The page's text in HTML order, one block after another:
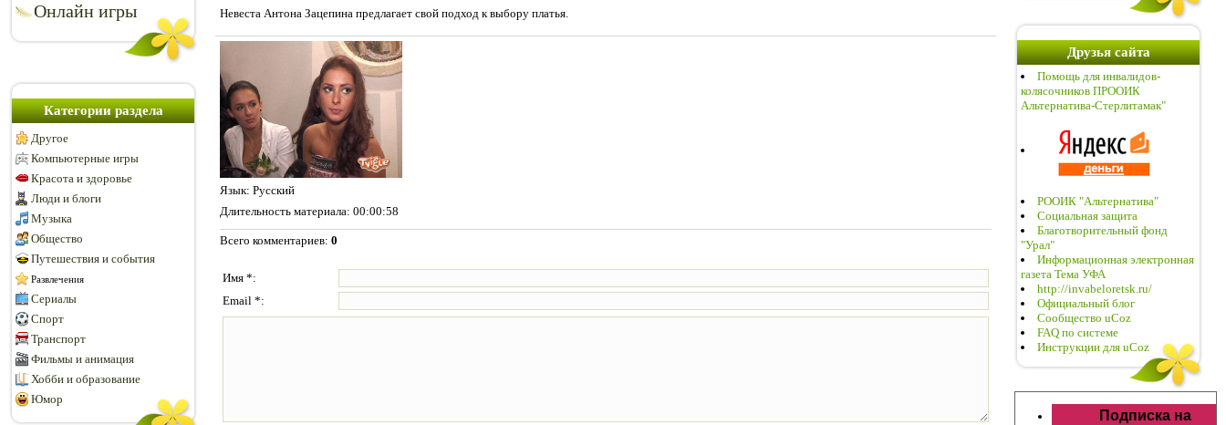
Онлайн игры
Категории раздела
Другое
Компьютерные игры
Красота и здоровье
Люди и блоги
Музыка
Общество
Путешествия и события
Развлечения
Сериалы
Спорт
Транспорт
Фильмы и анимация
Хобби и образование
Юмор
Невеста Антона Зацепина предлагает свой подход к выбору платья.
Язык: Русский
Длительность материала: 00:00:58
Всего комментариев: 0
Имя *:
Email *:
Друзья сайта
Помощь для инвалидов-
колясочников ПРООИК
Альтернатива-Стерлитамак"
РООИК "Альтернатива"
Социальная защита
Благотворительный фонд
"Урал"
Информационная электронная
газета Тема УФА
http://invabeloretsk.ru/
Официальный блог
Сообщество uCoz
FAQ по системе
Инструкции для uCoz
Подписка на